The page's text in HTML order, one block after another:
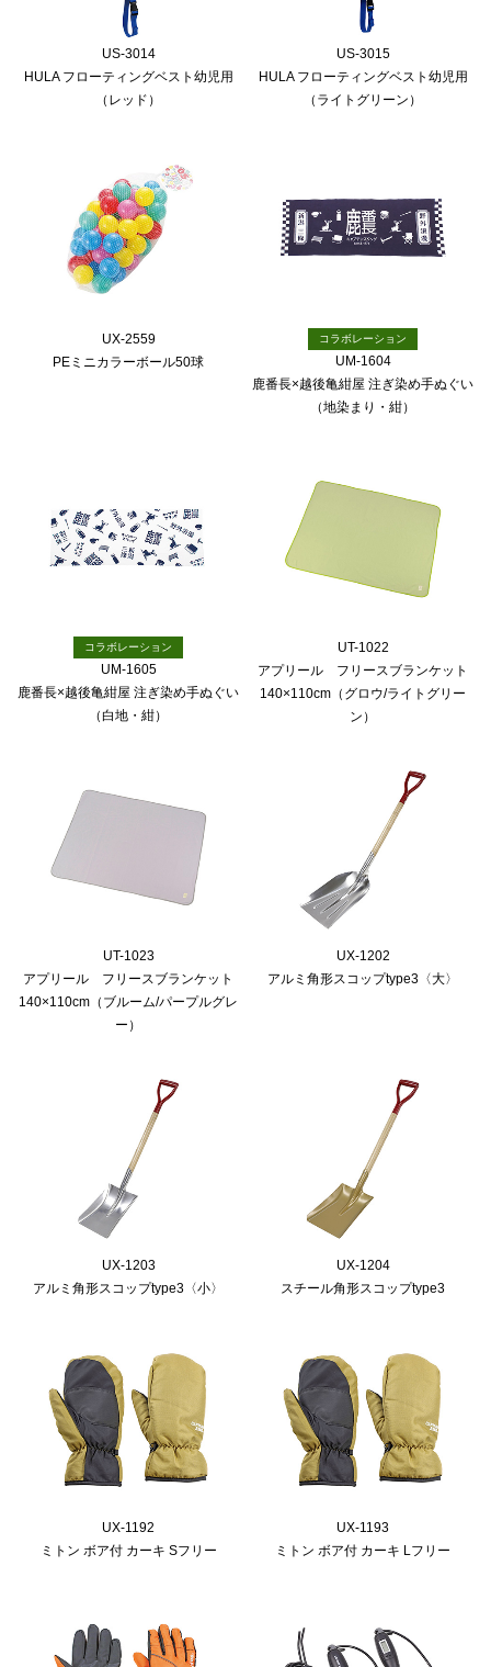
US-3014
HULA フローティングベスト幼児用
（レッド）
US-3015
HULA フローティングベスト幼児用
（ライトグリーン）
UX-2559
PEミニカラーボール50球
コラボレーション
UM-1604
鹿番長×越後亀紺屋 注ぎ染め手ぬぐい
（地染まり・紺）
コラボレーション
UM-1605
鹿番長×越後亀紺屋 注ぎ染め手ぬぐい
（白地・紺）
UT-1022
アプリール フリースブランケット
140×110cm（グロウ/ライトグリー
ン）
UT-1023
アプリール フリースブランケット
140×110cm（ブルーム/パープルグレ
ー）
UX-1202
アルミ角形スコップtype3〈大〉
UX-1203
アルミ角形スコップtype3〈小〉
UX-1204
スチール角形スコップtype3
UX-1192
ミトン ボア付 カーキ Sフリー
UX-1193
ミトン ボア付 カーキ Lフリー